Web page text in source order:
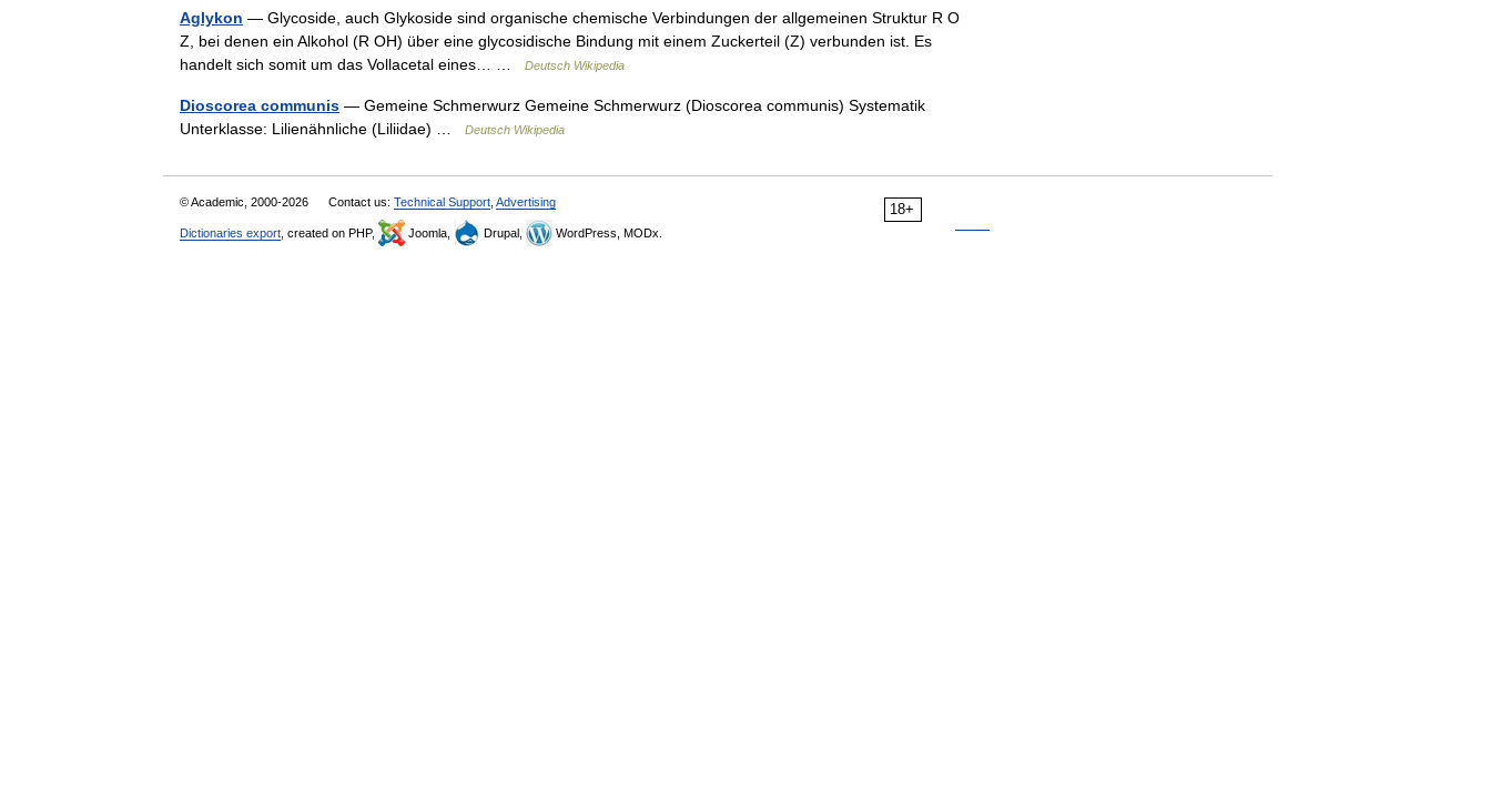
Aglykon — Glycoside, auch Glykoside sind organische chemische Verbindungen der allgemeinen Struktur R O
Z, bei denen ein Alkohol (R OH) über eine glycosidische Bindung mit einem Zuckerteil (Z) verbunden ist. Es
handelt sich somit um das Vollacetal eines… …
Deutsch Wikipedia
Dioscorea communis — Gemeine Schmerwurz Gemeine Schmerwurz (Dioscorea communis) Systematik
Unterklasse: Lilienähnliche (Liliidae) …
Deutsch Wikipedia
18+
© Academic, 2000-2026 Contact us: Technical Support Advertising
Dictionaries export , created on PHP, Joomla, Drupal, WordPress, MODx.